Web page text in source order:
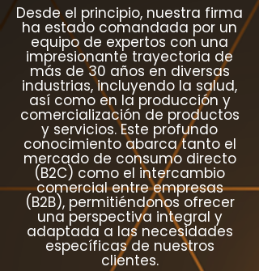
Desde el principio, nuestra firma
ha estado comandada por un
equipo de expertos con una
impresionante trayectoria de
más de 30 años en diversas
industrias, incluyendo la salud,
así como en la producción y
comercialización de productos
y servicios. Este profundo
conocimiento abarca tanto el
mercado de consumo directo
(B2C) como el intercambio
comercial entre empresas
(B2B), permitiéndonos ofrecer
una perspectiva integral y
adaptada a las necesidades
específicas de nuestros
clientes.